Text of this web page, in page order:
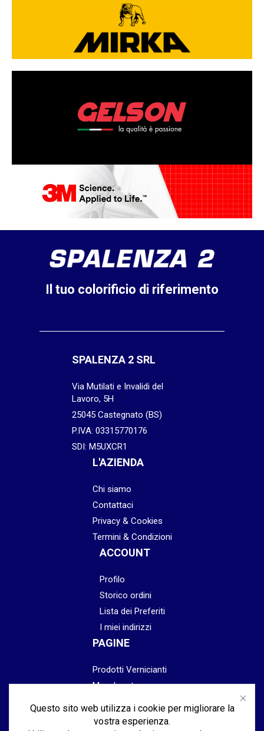
Il tuo colorificio di riferimento
SPALENZA 2 SRL
Via Mutilati e Invalidi del
Lavoro, 5H
25045 Castegnato (BS)
P.IVA: 03315770176
SDI: M5UXCR1
L'AZIENDA
Chi siamo
Contattaci
Privacy & Cookies
Termini & Condizioni
ACCOUNT
Profilo
Storico ordini
Lista dei Preferiti
I miei indirizzi
PAGINE
Prodotti Vernicianti
Mascheratura
Abrasivi
Questo sito web utilizza i cookie per migliorare la
vostra esperienza.